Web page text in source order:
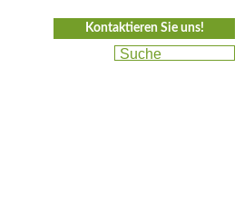
Kontaktieren Sie uns!